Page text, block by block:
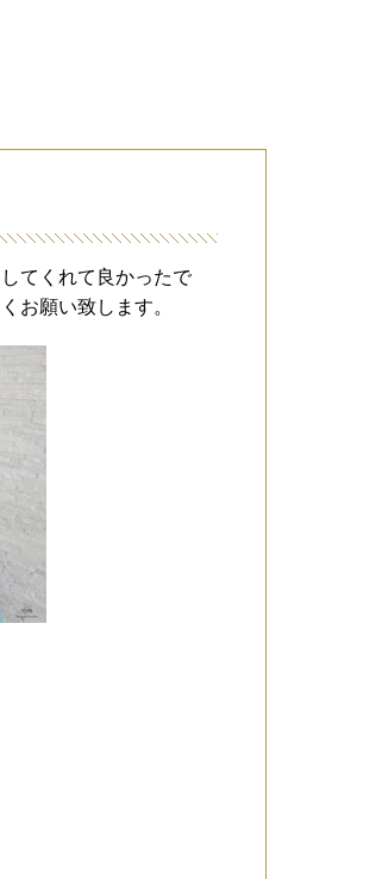
てくれて良かったで
お願い致します。